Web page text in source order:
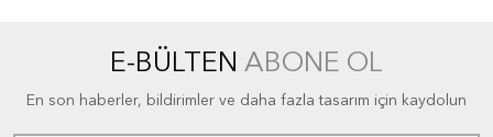
E-BÜLTEN ABONE OL
En son haberler, bildirimler ve daha fazla tasarım için kaydolun